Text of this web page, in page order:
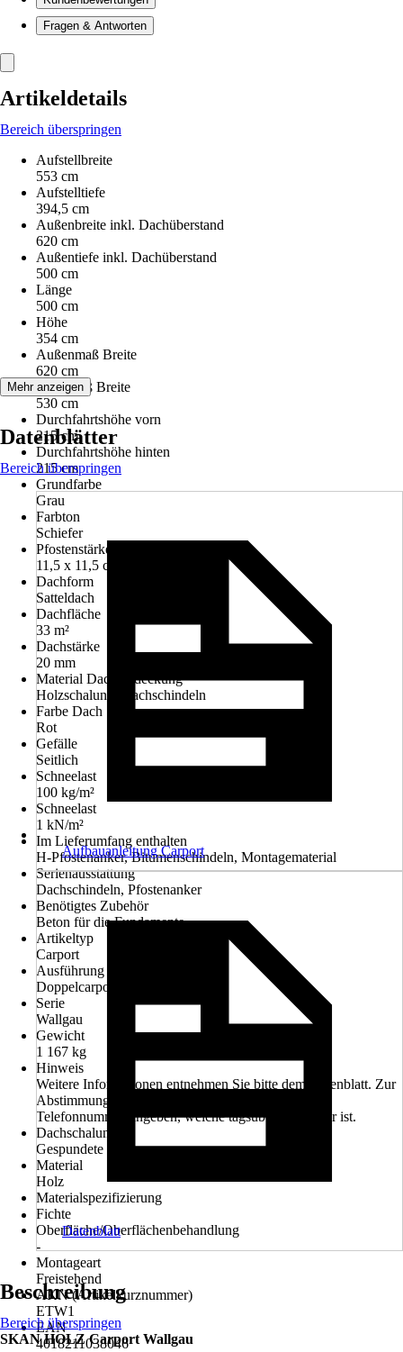
Fragen & Antworten
Artikeldetails
Bereich überspringen
Aufstellbreite
553 cm
Aufstelltiefe
394,5 cm
Außenbreite inkl. Dachüberstand
620 cm
Außentiefe inkl. Dachüberstand
500 cm
Länge
500 cm
Höhe
354 cm
Außenmaß Breite
620 cm
Innenmaß Breite
530 cm
Durchfahrtshöhe vorn
215 cm
Durchfahrtshöhe hinten
215 cm
Grundfarbe
Grau
Farbton
Schiefer
Pfostenstärke
11,5 x 11,5 cm
Dachform
Satteldach
Dachfläche
33 m²
Dachstärke
20 mm
Material Dacheindeckung
Holzschalung, Dachschindeln
Farbe Dach
Rot
Gefälle
Seitlich
Schneelast
100 kg/m²
Schneelast
1 kN/m²
Im Lieferumfang enthalten
H-Pfostenanker, Bitumenschindeln, Montagematerial
Serienausstattung
Dachschindeln, Pfostenanker
Benötigtes Zubehör
Beton für die Fundamente
Artikeltyp
Carport
Ausführung
Doppelcarport
Serie
Wallgau
Gewicht
1 167 kg
Hinweis
Weitere Informationen entnehmen Sie bitte dem Datenblatt. Zur
Abstimmung des Liefertermines bitte Handy- oder
Telefonnummer angeben, welche tagsüber erreichbar ist.
Dachschalung
Gespundete Bretter
Material
Holz
Materialspezifizierung
Fichte
Oberfläche/Oberflächenbehandlung
-
Montageart
Freistehend
AKN (Artikelkurznummer)
ETW1
EAN
4018211038046
Mehr anzeigen
Datenblätter
Bereich überspringen
Aufbauanleitung Carport
Datenblatt
Beschreibung
Bereich überspringen
SKAN HOLZ Carport Wallgau